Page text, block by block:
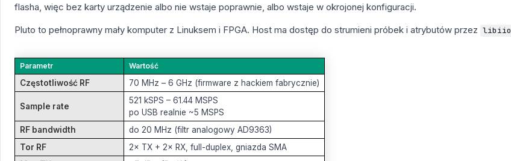
flasha, więc bez karty urządzenie albo nie wstaje poprawnie, albo wstaje w okrojonej konfiguracji.
Pluto to pełnoprawny mały komputer z Linuksem i FPGA. Host ma dostęp do strumieni próbek i atrybutów przez libiio
Parametr Wartość
Częstotliwość RF 70 MHz – 6 GHz (firmware z hackiem fabrycznie)
Sample rate
521 kSPS – 61.44 MSPS
po USB realnie ~5 MSPS
RF bandwidth
do 20 MHz (filtr analogowy AD9363)
Tor RF
2× TX + 2× RX, full-duplex, gniazda SMA